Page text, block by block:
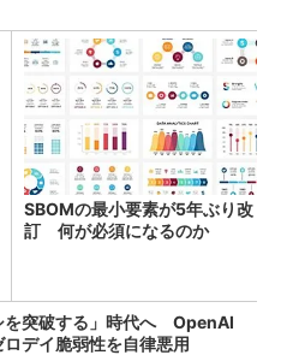
SBOMの最小要素が5年ぶり改
訂 何が必須になるのか
を突破する」時代へ OpenAI
デイ脆弱性を自律悪用